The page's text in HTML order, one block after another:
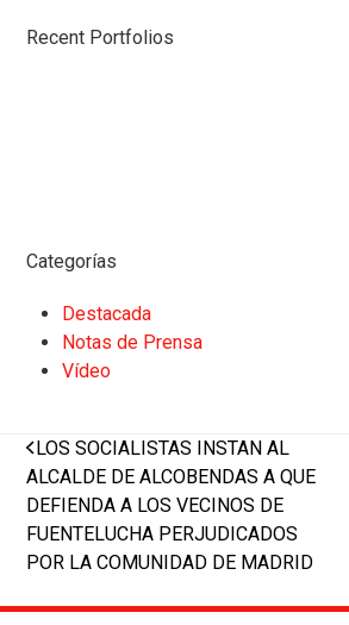
Recent Portfolios
Categorías
Destacada
Notas de Prensa
Vídeo
previous
post:
LOS SOCIALISTAS INSTAN AL
ALCALDE DE ALCOBENDAS A QUE
DEFIENDA A LOS VECINOS DE
FUENTELUCHA PERJUDICADOS
POR LA COMUNIDAD DE MADRID